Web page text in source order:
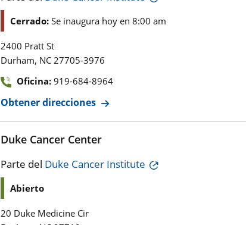
Cerrado: Se inaugura hoy en 8:00 am
2400 Pratt St
Durham, NC 27705-3976
Oficina: 919-684-8964
Obtener direcciones
Duke Cancer Center
Parte del Duke Cancer Institute
Abierto
20 Duke Medicine Cir